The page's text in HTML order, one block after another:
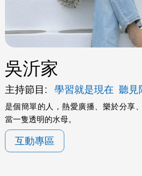
吳沂家
主持節目: 學習就是現在 聽見
是個簡單的人，熱愛廣播、樂於分享
當一隻透明的水母。
互動專區